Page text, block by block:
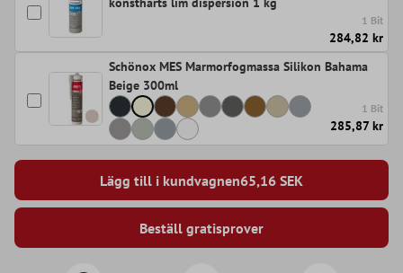
1 Bit
284,82 kr
Schönox MES Marmorfogmassa Silikon Bahama
Beige 300ml
1 Bit
285,87 kr
Lägg till i kundvagnen65,16 SEK
Beställ gratisprover